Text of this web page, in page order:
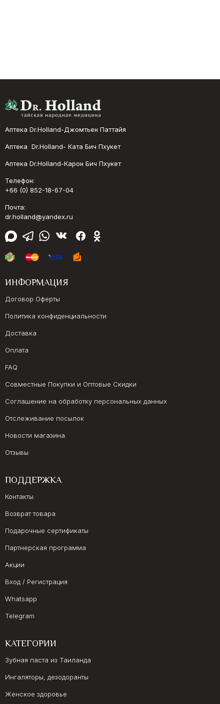
Аптека Dr.Holland-Джомтьен Паттайя
Аптека Dr.Holland- Ката Бич Пхукет
Аптека Dr.Holland-Карон Бич Пхукет
Телефон:
+66 (0) 852-18-67-04
Почта:
dr.holland@yandex.ru
ИНФОРМАЦИЯ
Договор Оферты
Политика конфиденциальности
Доставка
Оплата
FAQ
Совместные Покупки и Оптовые Скидки
Соглашение на обработку персональных данных
Отслеживание посылок
Новости магазина
Отзывы
ПОДДЕРЖКА
Контакты
Возврат товара
Подарочные сертификаты
Партнерская программа
Акции
Вход / Регистрация
Whatsapp
Telegram
КАТЕГОРИИ
Зубная паста из Таиланда
Ингаляторы, дезодоранты
Женское здоровье